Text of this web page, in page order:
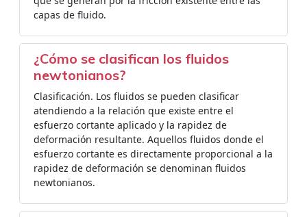
capas de fluido.
¿Cómo se clasifican los fluidos
newtonianos?
Clasificación. Los fluidos se pueden clasificar
atendiendo a la relación que existe entre el
esfuerzo cortante aplicado y la rapidez de
deformación resultante. Aquellos fluidos donde el
esfuerzo cortante es directamente proporcional a la
rapidez de deformación se denominan fluidos
newtonianos.